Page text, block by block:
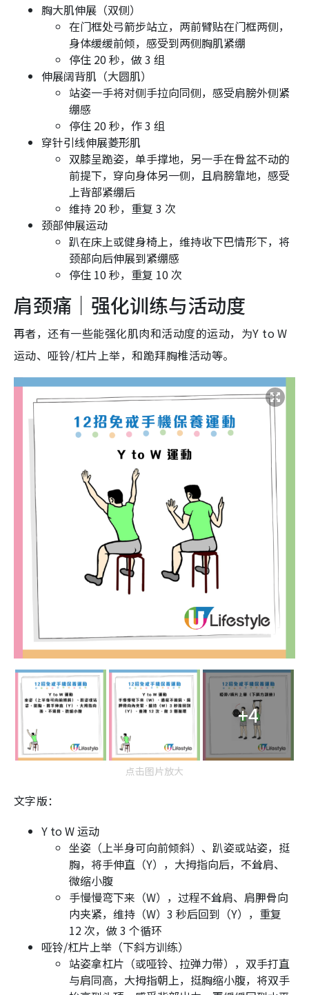
胸大肌伸展（双侧）
在门框处弓箭步站立，两前臂贴在门框两侧，
身体缓缓前倾，感受到两侧胸肌紧绷
停住 20 秒，做 3 组
伸展阔背肌（大圆肌）
站姿一手将对侧手拉向同侧，感受肩膀外侧紧
绷感
停住 20 秒，作 3 组
穿针引线伸展菱形肌
双膝呈跪姿，单手撑地，另一手在骨盆不动的
前提下，穿向身体另一侧，且肩膀靠地，感受
上背部紧绷后
维持 20 秒，重复 3 次
颈部伸展运动
趴在床上或健身椅上，维持收下巴情形下，将
颈部向后伸展到紧绷感
停住 10 秒，重复 10 次
肩颈痛｜强化训练与活动度
再者，还有一些能强化肌肉和活动度的运动，为Y to W
运动、哑铃/杠片上举，和跪拜胸椎活动等。
+4
点击图片放大
文字版：
Y to W 运动
坐姿（上半身可向前倾斜）、趴姿或站姿，挺
胸，将手伸直（Y），大拇指向后，不耸肩、
微缩小腹
手慢慢弯下来（W），过程不耸肩、肩胛骨向
内夹紧，维持（W）3 秒后回到（Y），重复
12 次，做 3 个循环
哑铃/杠片上举（下斜方训练）
站姿拿杠片（或哑铃、拉弹力带），双手打直
与肩同高，大拇指朝上，挺胸缩小腹，将双手